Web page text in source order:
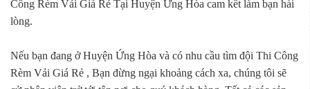
Công Rèm Vải Giá Rẻ Tại Huyện Ứng Hòa cam kết làm bạn hài
lòng.
Nếu bạn đang ở Huyện Ứng Hòa và có nhu cầu tìm đội Thi Công
Rèm Vải Giá Rẻ , Bạn đừng ngại khoảng cách xa, chúng tôi sẽ